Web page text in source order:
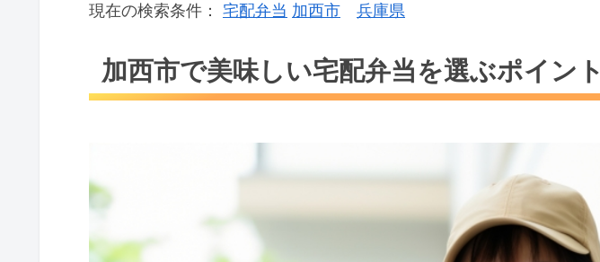
現在の検索条件： 宅配弁当 加西市 兵庫県
加西市で美味しい宅配弁当を選ぶポイント